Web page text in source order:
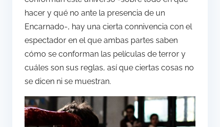
hacer y qué no ante la presencia de un
Encarnado-, hay una cierta connivencia con el
espectador en el que ambas partes saben
cómo se conforman las películas de terror y
cuáles son sus reglas, así que ciertas cosas no
se dicen ni se muestran.